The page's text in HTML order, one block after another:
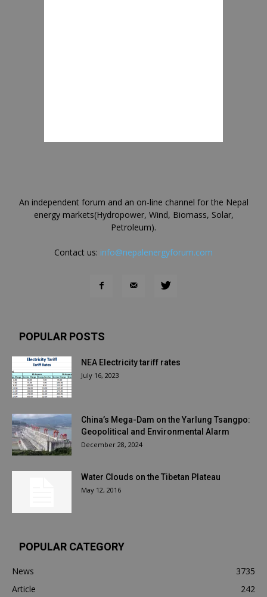
An independent forum and an on-line channel for the Nepal
energy markets(Hydropower, Wind, Biomass, Solar,
Petroleum).
Contact us: info@nepalenergyforum.com
POPULAR POSTS
NEA Electricity tariff rates
July 16, 2023
China’s Mega-Dam on the Yarlung Tsangpo:
Geopolitical and Environmental Alarm
December 28, 2024
Water Clouds on the Tibetan Plateau
May 12, 2016
POPULAR CATEGORY
News
3735
Article
242